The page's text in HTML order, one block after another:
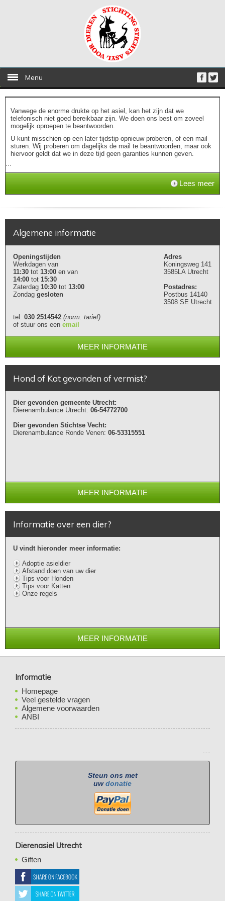
Menu
Vanwege de enorme drukte op het asiel, kan het zijn dat we
telefonisch niet goed bereikbaar zijn. We doen ons best om zoveel
mogelijk oproepen te beantwoorden.
U kunt misschien op een later tijdstip opnieuw proberen, of een mail
sturen. Wij proberen om dagelijks de mail te beantwoorden, maar ook
hiervoor geldt dat we in deze tijd geen garanties kunnen geven.
...
Lees meer
Algemene informatie
Adres
Koningsweg 141
3585LA Utrecht
Postadres:
Postbus 14140
3508 SE Utrecht
Openingstijden
Werkdagen van
11:30 tot 13:00 en van
14:00 tot 15:30
Zaterdag 10:30 tot 13:00
Zondag gesloten
tel: 030 2514542 (norm. tarief)
of stuur ons een email
MEER INFORMATIE
Hond of Kat gevonden of vermist?
Dier gevonden gemeente Utrecht:
Dierenambulance Utrecht: 06-54772700
Dier gevonden Stichtse Vecht:
Dierenambulance Ronde Venen: 06-53315551
MEER INFORMATIE
Informatie over een dier?
U vindt hieronder meer informatie:
Adoptie asieldier
Afstand doen van uw dier
Tips voor Honden
Tips voor Katten
Onze regels
MEER INFORMATIE
Informatie
Homepage
Veel gestelde vragen
Algemene voorwaarden
ANBI
Steun ons met
uwdonatie
Dierenasiel Utrecht
Giften